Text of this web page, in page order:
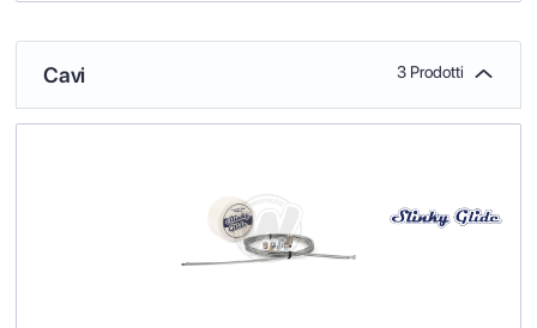
Cavi 3 Prodotti